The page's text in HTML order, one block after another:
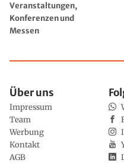
Veranstaltungen,
Konferenzen und
Messen
Über uns
Impressum
Team
Werbung
Kontakt
AGB